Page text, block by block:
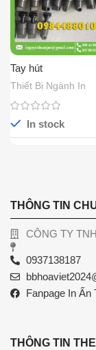
Tay hút
Thiết Bị Ngành In
In stock
THÔNG TIN
CÔNG TY
0937138187
Fanpage In Ấn
THÔNG TIN